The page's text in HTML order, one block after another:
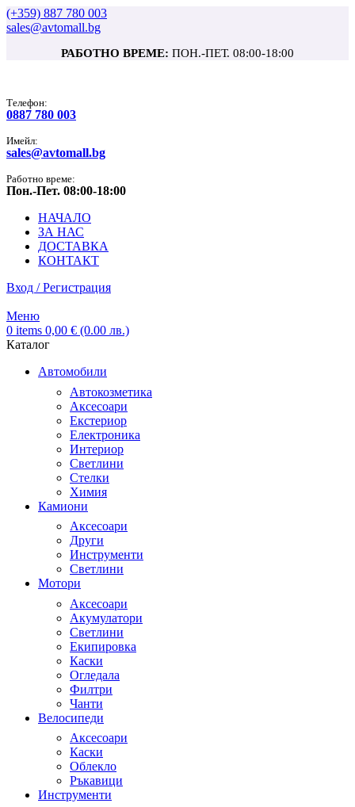
(+359) 887 780 003
sales@avtomall.bg
РАБОТНО ВРЕМЕ: ПОН.-ПЕТ. 08:00-18:00
Tелефон:
0887 780 003
Имейл:
sales@avtomall.bg
Работно време:
Пон.-Пет. 08:00-18:00
НАЧАЛО
ЗА НАС
ДОСТАВКА
КОНТАКТ
Вход / Регистрация
Меню
0 items 0,00 € (0.00 лв.)
Каталог
Автомобили
Автокозметика
Аксесоари
Екстериор
Електроника
Интериор
Светлини
Стелки
Химия
Камиони
Аксесоари
Други
Инструменти
Светлини
Мотори
Аксесоари
Акумулатори
Светлини
Екипировка
Каски
Огледала
Филтри
Чанти
Велосипеди
Аксесоари
Каски
Облекло
Ръкавици
Инструменти